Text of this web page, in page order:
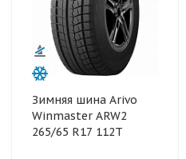
Зимняя шина Arivo
Winmaster ARW2
265/65 R17 112T